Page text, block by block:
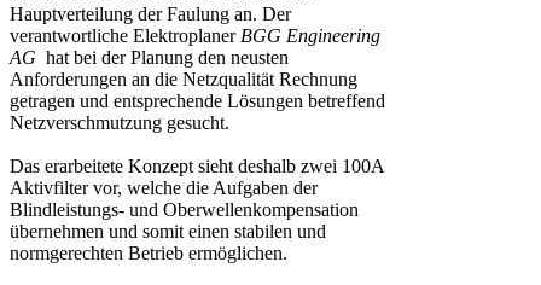
Hauptverteilung der Faulung an. Der
verantwortliche ElektroplanerBGG Engineering
AG hat bei der Planung den neusten
Anforderungen an die Netzqualität Rechnung
getragen und entsprechende Lösungen betreffend
Netzverschmutzung gesucht.
Das erarbeitete Konzept sieht deshalb zwei 100A
Aktivfilter vor, welche die Aufgaben der
Blindleistungs- und Oberwellenkompensation
übernehmen und somit einen stabilen und
normgerechten Betrieb ermöglichen.